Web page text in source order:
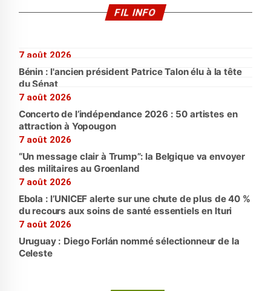
FIL INFO
7 août 2026
Bénin : l'ancien président Patrice Talon élu à la tête
du Sénat
7 août 2026
Concerto de l’indépendance 2026 : 50 artistes en
attraction à Yopougon
7 août 2026
“Un message clair à Trump”: la Belgique va envoyer
des militaires au Groenland
7 août 2026
Ebola : l’UNICEF alerte sur une chute de plus de 40 %
du recours aux soins de santé essentiels en Ituri
7 août 2026
Uruguay : Diego Forlán nommé sélectionneur de la
Celeste